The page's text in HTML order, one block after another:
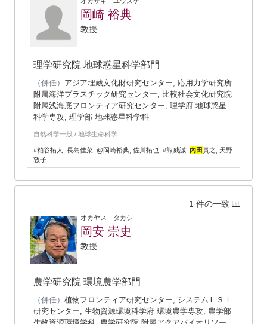
岡崎 裕典
教授
理学研究院 地球惑星科学部門
（併任） アジア埋蔵文化財研究センター, 応用力学研究所
附属海洋プラスチック研究センター, 比較社会文化研究院
附属浅海底フロンティア研究センター, 理学府 地球惑星
科学専攻, 理学部 地球惑星科学科
自然科学一般 / 地球生命科学
#粕谷拓人, 長島佳菜, @岡崎裕典, 佐川拓也, #熊威誠, 内田貴之, 天野
敦子
1 件の一致
オカヤス タカシ
岡安 崇史
教授
農学研究院 環境農学部門
（併任） 植物フロンティア研究センター, システムＬＳＩ
研究センター, 生物資源環境科学府 環境農学専攻, 農学部